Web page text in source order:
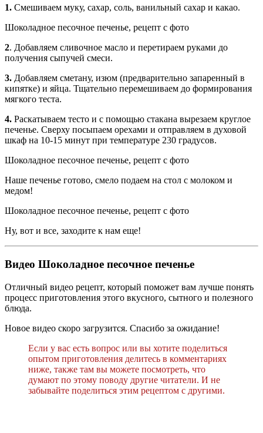
1. Смешиваем муку, сахар, соль, ванильный сахар и какао.
Шоколадное песочное печенье, рецепт с фото
2. Добавляем сливочное масло и перетираем руками до
получения сыпучей смеси.
3. Добавляем сметану, изюм (предварительно запаренный в
кипятке) и яйца. Тщательно перемешиваем до формирования
мягкого теста.
4. Раскатываем тесто и с помощью стакана вырезаем круглое
печенье. Сверху посыпаем орехами и отправляем в духовой
шкаф на 10-15 минут при температуре 230 градусов.
Шоколадное песочное печенье, рецепт с фото
Наше печенье готово, смело подаем на стол с молоком и
медом!
Шоколадное песочное печенье, рецепт с фото
Ну, вот и все, заходите к нам еще!
Видео Шоколадное песочное печенье
Отличный видео рецепт, который поможет вам лучше понять
процесс приготовления этого вкусного, сытного и полезного
блюда.
Новое видео скоро загрузится. Спасибо за ожидание!
Если у вас есть вопрос или вы хотите поделиться
опытом приготовления делитесь в комментариях
ниже, также там вы можете посмотреть, что
думают по этому поводу другие читатели. И не
забывайте поделиться этим рецептом с другими.